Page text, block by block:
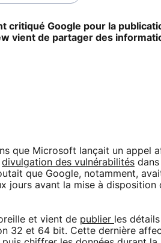
critiqué Google pour la
vient de partager des
que Microsoft lançait un appel
divulgation des vulnérabilités
que Google, notamment,
jours avant la mise à
et vient de publier les
32 et 64 bit. Cette dernière